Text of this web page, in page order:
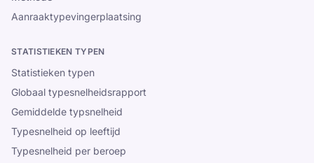
Aanraaktypevingerplaatsing
STATISTIEKEN TYPEN
Statistieken typen
Globaal typesnelheidsrapport
Gemiddelde typsnelheid
Typesnelheid op leeftijd
Typesnelheid per beroep